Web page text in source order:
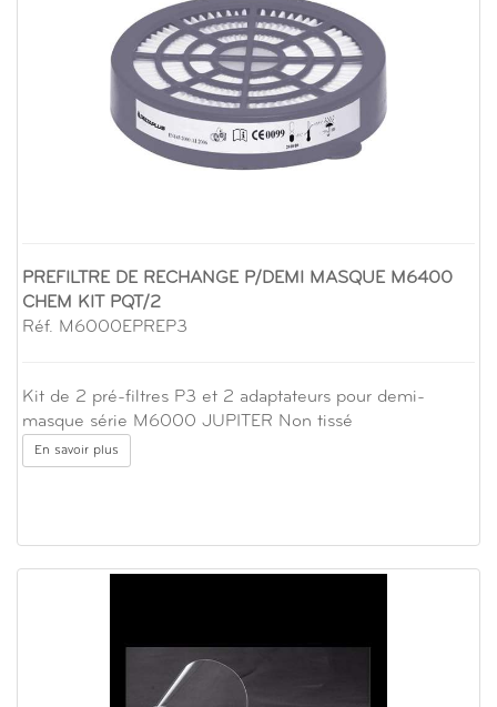
PREFILTRE DE RECHANGE P/DEMI MASQUE M6400
CHEM KIT PQT/2
Réf. M6000EPREP3
Kit de 2 pré-filtres P3 et 2 adaptateurs pour demi-
masque série M6000 JUPITER Non tissé
En savoir plus